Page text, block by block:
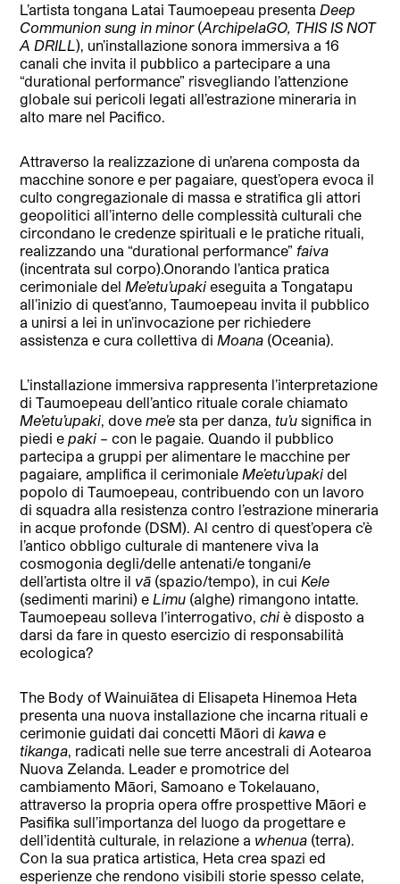
L’artista tongana Latai Taumoepeau presentaDeep
Communion sung in minor(ArchipelaGO, THIS IS NOT
A DRILL), un’installazione sonora immersiva a 16
canali che invita il pubblico a partecipare a una
“durational performance” risvegliando l’attenzione
globale sui pericoli legati all’estrazione mineraria in
alto mare nel Pacifico.
Attraverso la realizzazione di un’arena composta da
macchine sonore e per pagaiare, quest’opera evoca il
culto congregazionale di massa e stratifica gli attori
geopolitici all’interno delle complessità culturali che
circondano le credenze spirituali e le pratiche rituali,
realizzando una “durational performance” faiva
(incentrata sul corpo).Onorando l’antica pratica
cerimoniale delMe’etu’upaki eseguita a Tongatapu
all’inizio di quest’anno, Taumoepeau invita il pubblico
a unirsi a lei in un’invocazione per richiedere
assistenza e cura collettiva diMoana (Oceania).
L’installazione immersiva rappresenta l’interpretazione
di Taumoepeau dell’antico rituale corale chiamato
Me’etu’upaki, doveme’e sta per danza, tu’u significa in
piedi epaki – con le pagaie. Quando il pubblico
partecipa a gruppi per alimentare le macchine per
pagaiare, amplifica il cerimonialeMe’etu’upaki del
popolo di Taumoepeau, contribuendo con un lavoro
di squadra alla resistenza contro l’estrazione mineraria
in acque profonde (DSM). Al centro di quest’opera c’è
l’antico obbligo culturale di mantenere viva la
cosmogonia degli/delle antenati/e tongani/e
dell’artista oltre il vā (spazio/tempo), in cuiKele
(sedimenti marini) eLimu (alghe) rimangono intatte.
Taumoepeau solleva l’interrogativo,chi è disposto a
darsi da fare in questo esercizio di responsabilità
ecologica?
The Body of Wainuiātea di Elisapeta Hinemoa Heta
presenta una nuova installazione che incarna rituali e
cerimonie guidati dai concetti Māori dikawa e
tikanga, radicati nelle sue terre ancestrali di Aotearoa
Nuova Zelanda. Leader e promotrice del
cambiamento Māori, Samoano e Tokelauano,
attraverso la propria opera offre prospettive Māori e
Pasifika sull’importanza del luogo da progettare e
dell’identità culturale, in relazione a whenua (terra).
Con la sua pratica artistica, Heta crea spazi ed
esperienze che rendono visibili storie spesso celate,